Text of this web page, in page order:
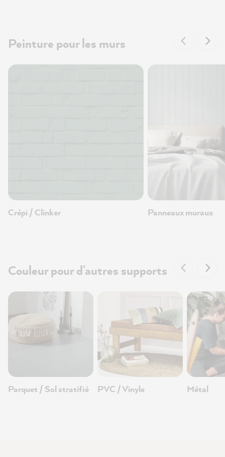
Peinture pour les murs
Crépi / Clinker Panneaux muraux
Couleur pour d'autres supports
Parquet / Sol stratifié PVC / Vinyle Métal